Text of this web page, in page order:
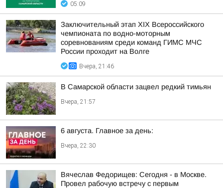
05:09
Заключительный этап XIХ Всероссийского
чемпионата по водно-моторным
соревнованиям среди команд ГИМС МЧС
России проходит на Волге
Вчера, 21:46
В Самарской области зацвел редкий тимьян
Вчера, 21:57
6 августа. Главное за день:
Вчера, 22:30
Вячеслав Федорищев: Сегодня - в Москве.
Провел рабочую встречу с первым